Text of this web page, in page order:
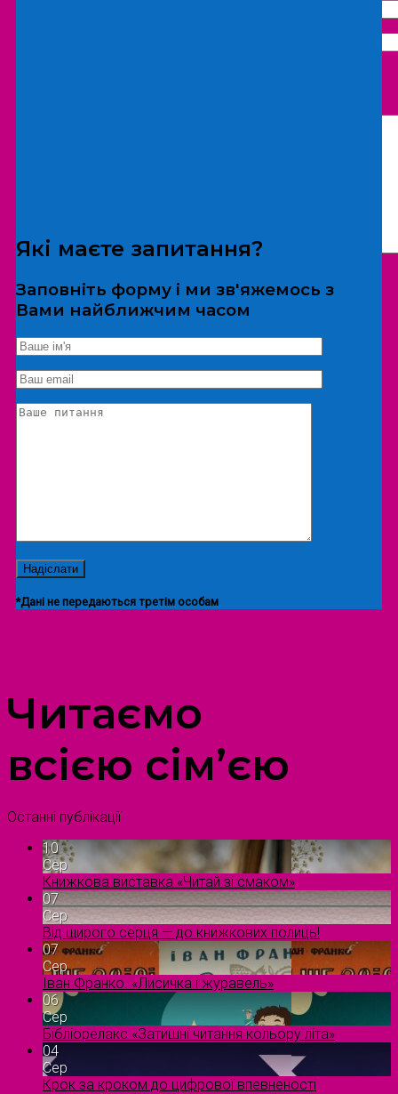
*Дані не передаються третім особам
Екскурсія/локація
Які маєте запитання?
Заповніть форму і ми зв'яжемось з
Вами найближчим часом
*Дані не передаються третім особам
Читаємо
всією сім’єю
Останні публікації
10
Сер
Книжкова виставка «Читай зі смаком»
07
Сер
Від щирого серця — до книжкових полиць!
07
Сер
Іван Франко. «Лисичка і журавель»
06
Сер
Бібліорелакс «Затишні читання кольору літа»
04
Сер
Крок за кроком до цифрової впевненості